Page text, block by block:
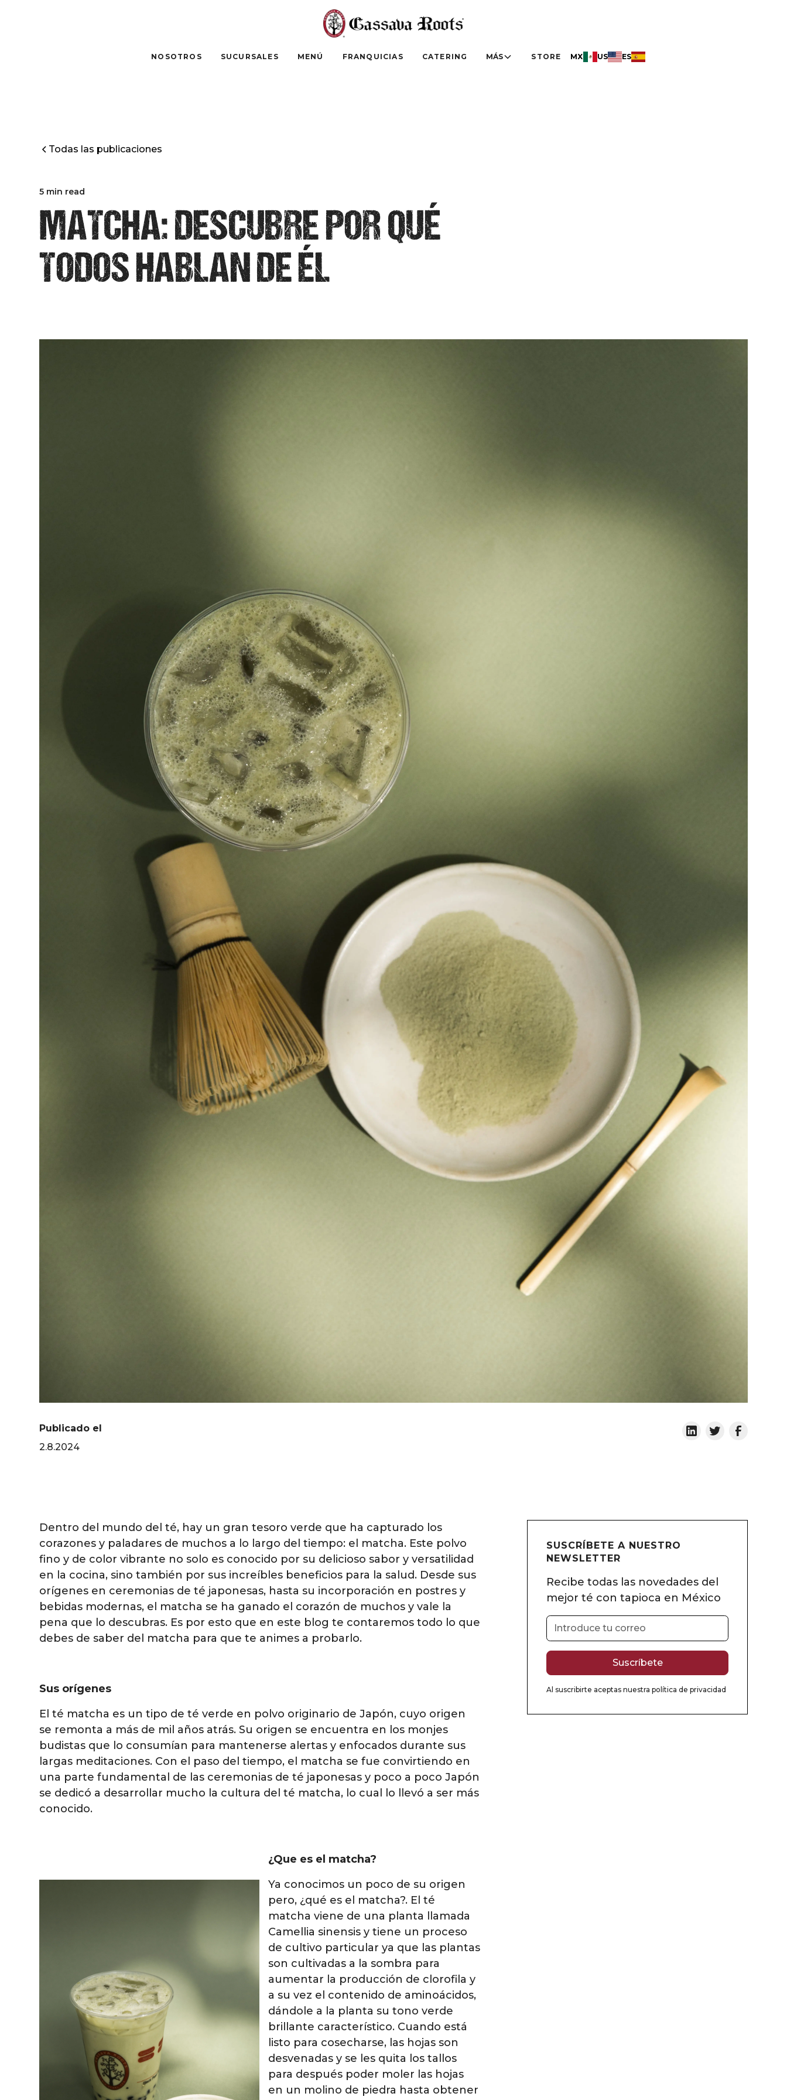
NOSOTROS SUCURSALES MENÚ FRANQUICIAS CATERING MÁS STORE MX US ES
Todas las publicaciones
5 min read
MATCHA: DESCUBRE POR QUÉ
TODOS HABLAN DE ÉL
Publicado el
2.8.2024
Dentro del mundo del té, hay un gran tesoro verde que ha capturado los
corazones y paladares de muchos a lo largo del tiempo: el matcha. Este polvo
fino y de color vibrante no solo es conocido por su delicioso sabor y versatilidad
en la cocina, sino también por sus increíbles beneficios para la salud. Desde sus
orígenes en ceremonias de té japonesas, hasta su incorporación en postres y
bebidas modernas, el matcha se ha ganado el corazón de muchos y vale la
pena que lo descubras. Es por esto que en este blog te contaremos todo lo que
debes de saber del matcha para que te animes a probarlo.
Sus orígenes
El té matcha es un tipo de té verde en polvo originario de Japón, cuyo origen
se remonta a más de mil años atrás. Su origen se encuentra en los monjes
budistas que lo consumían para mantenerse alertas y enfocados durante sus
largas meditaciones. Con el paso del tiempo, el matcha se fue convirtiendo en
una parte fundamental de las ceremonias de té japonesas y poco a poco Japón
se dedicó a desarrollar mucho la cultura del té matcha, lo cual lo llevó a ser más
conocido.
¿Que es el matcha?
Ya conocimos un poco de su origen
pero, ¿qué es el matcha?. El té
matcha viene de una planta llamada
Camellia sinensis y tiene un proceso
de cultivo particular ya que las plantas
son cultivadas a la sombra para
aumentar la producción de clorofila y
a su vez el contenido de aminoácidos,
dándole a la planta su tono verde
brillante característico. Cuando está
listo para cosecharse, las hojas son
desvenadas y se les quita los tallos
para después poder moler las hojas
en un molino de piedra hasta obtener
SUSCRÍBETE A NUESTRO
NEWSLETTER
Recibe todas las novedades del
mejor té con tapioca en México
Al suscribirte aceptas nuestrapolítica de privacidad